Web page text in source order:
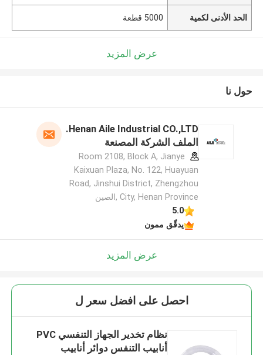
الحد الأدنى لكمية 5000 قطعة
عرض المزيد
حول نا
Henan Aile Industrial CO.,LTD.
الملف الشركة المصنعة
Room 2108, Block A, Jianye
Kaixuan Plaza, No. 122, Huayuan
Road, Jinshui District, Zhengzhou
City, Henan Province ,الصين
5.0
يدقّق ممون
عرض المزيد
احصل على افضل سعر ل
نظام تخدير الجهاز التنفسي PVC
أنابيب التنفس دوائر أنابيب